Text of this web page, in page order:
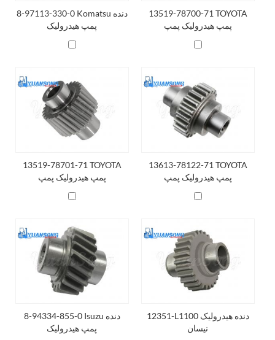
8-97113-330-0 Komatsu دنده
پمپ هیدرولیک
13519-78700-71 TOYOTA
پمپ هیدرولیک پمپ
13519-78701-71 TOYOTA
پمپ هیدرولیک پمپ
13613-78122-71 TOYOTA
پمپ هیدرولیک پمپ
8-94334-855-0 Isuzu دنده
پمپ هیدرولیک
12351-L1100 دنده هیدرولیک
نیسان